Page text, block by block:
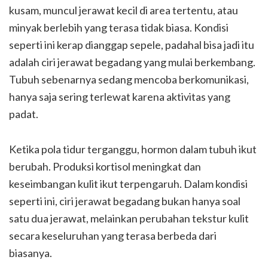
kusam, muncul jerawat kecil di area tertentu, atau
minyak berlebih yang terasa tidak biasa. Kondisi
seperti ini kerap dianggap sepele, padahal bisa jadi itu
adalah ciri jerawat begadang yang mulai berkembang.
Tubuh sebenarnya sedang mencoba berkomunikasi,
hanya saja sering terlewat karena aktivitas yang
padat.
Ketika pola tidur terganggu, hormon dalam tubuh ikut
berubah. Produksi kortisol meningkat dan
keseimbangan kulit ikut terpengaruh. Dalam kondisi
seperti ini, ciri jerawat begadang bukan hanya soal
satu dua jerawat, melainkan perubahan tekstur kulit
secara keseluruhan yang terasa berbeda dari
biasanya.